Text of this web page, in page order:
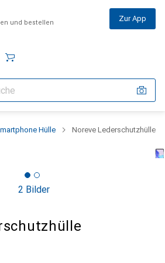
und bestellen Zur App
Hülle Noreve Lederschutzhülle
2 Bilder